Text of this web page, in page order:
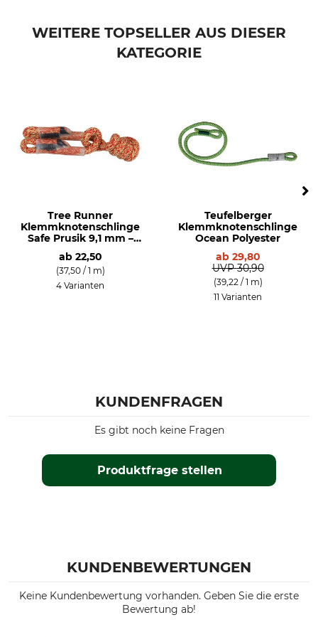
WEITERE TOPSELLER AUS DIESER
KATEGORIE
Tree Runner
Klemmknotenschlinge
Safe Prusik 9,1 mm –
EN 566
ab 22,50
(37,50 / 1 m)
4 Varianten
Teufelberger
Klemmknotenschlinge
Ocean Polyester
ab 29,80
UVP 30,90
(39,22 / 1 m)
11 Varianten
KUNDENFRAGEN
Produktfrage stellen
Es gibt noch keine Fragen
KUNDENBEWERTUNGEN
Keine Kundenbewertung vorhanden. Geben Sie die erste
Bewertung ab!